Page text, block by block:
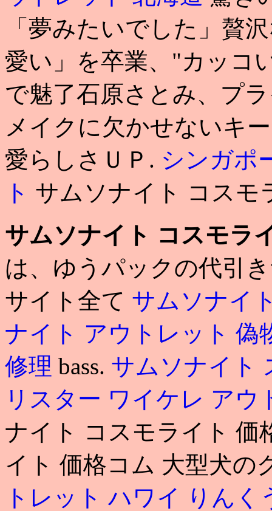
「夢みたいでした」贅
愛い」を卒業、"カッコ
で魅了石原さとみ、プ
メイクに欠かせないキ
愛らしさＵＰ. シンガポ
ト サムソナイト コスモ
サムソナイト コスモラ
は、ゆうパックの代引
サイト全て サムソナイ
ナイト アウトレット 偽
修理 bass. サムソナイト
リスター ワイケレ ア
ナイト コスモライト 価
イト 価格コム 大型犬の
トレット ハワイ りんく